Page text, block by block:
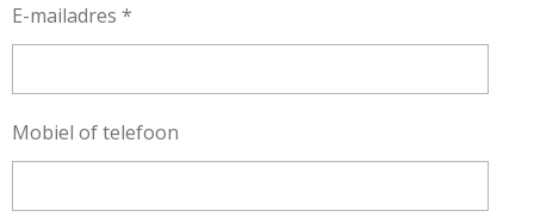
E-mailadres *
Mobiel of telefoon